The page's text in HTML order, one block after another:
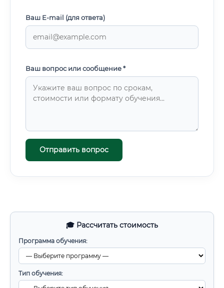
🎓 Рассчитать стоимость
Программа обучения:
Тип обучения:
Ваш E-mail (для ответа)
Ваш вопрос или сообщение *
Отправить вопрос